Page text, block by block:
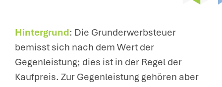
Hintergrund: Die Grunderwerbsteuer
bemisst sich nach dem Wert der
Gegenleistung; dies ist in der Regel der
Kaufpreis. Zur Gegenleistung gehören aber